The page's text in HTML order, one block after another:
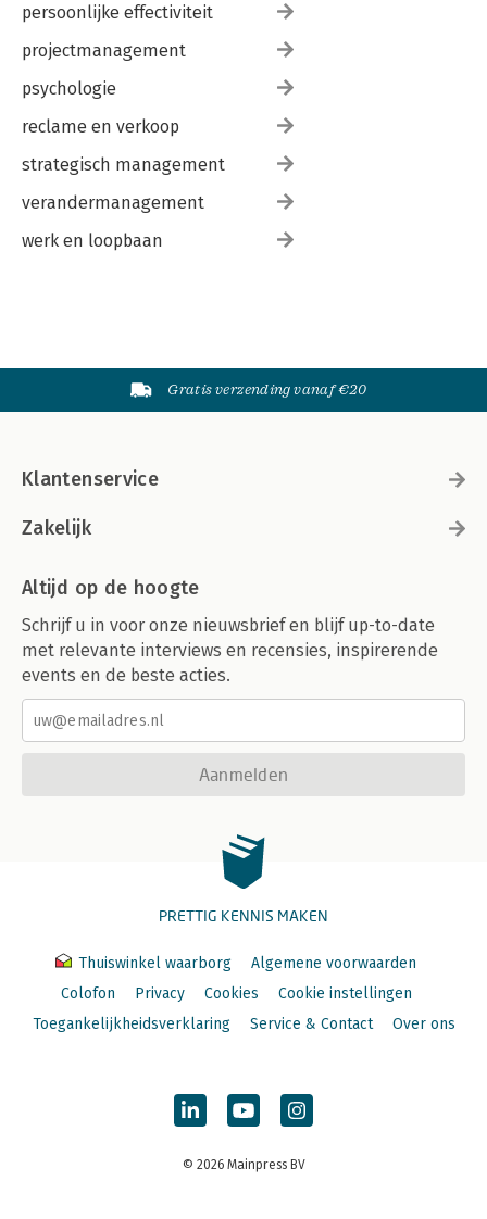
persoonlijke effectiviteit
projectmanagement
psychologie
reclame en verkoop
strategisch management
verandermanagement
werk en loopbaan
Gratis verzending vanaf €20
Klantenservice
Zakelijk
Altijd op de hoogte
Schrijf u in voor onze nieuwsbrief en blijf up-to-date
met relevante interviews en recensies, inspirerende
events en de beste acties.
Aanmelden
PRETTIG KENNIS MAKEN
Thuiswinkel waarborg
Algemene voorwaarden
Colofon
Privacy Cookies
Cookie instellingen
Toegankelijkheidsverklaring
Service & Contact Over ons
© 2026 Mainpress BV